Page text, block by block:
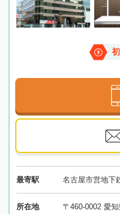
最寄駅 名古屋市営地下
所在地
〒460-0002 愛